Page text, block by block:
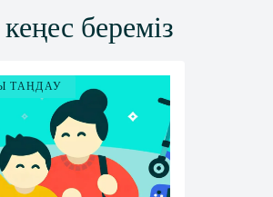
береміз
ТАҢДАУ